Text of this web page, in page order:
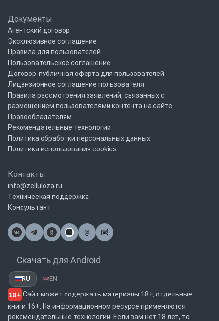
Документы
Агентский договор
Эксклюзивное соглашение
Правила для пользователей
Пользовательское соглашение
Договор-публичная оферта для пользователей
Лицензионное соглашение пользователя
Правила рассмотрения заявлений, связанных с
размещением пользователями контента на сайте
Правообладателям
Рекомендательные технологии
Политика обработки персональных данных
Политика использования cookies
Контакты
info@zelluloza.ru
Техническая поддержка
Консультант
@
Почта
Скачать для Android
RU EN
18+ Сайт может содержать материалы 18+, отдельные
книги 16+. На информационном ресурсе применяются
рекомендательные технологии. Если вам нет 18 лет, то